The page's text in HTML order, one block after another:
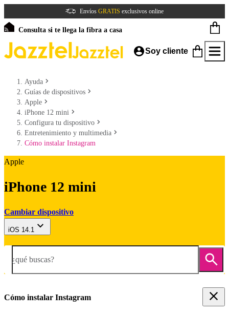
Envíos GRATIS exclusivos online
Consulta si te llega la fibra a casa
Soy cliente
Ayuda
Guías de dispositivos
Apple
iPhone 12 mini
Configura tu dispositivo
Entretenimiento y multimedia
Cómo instalar Instagram
Apple
iPhone 12 mini
Cambiar dispositivo
iOS 14.1
¿qué buscas?
Cómo instalar Instagram